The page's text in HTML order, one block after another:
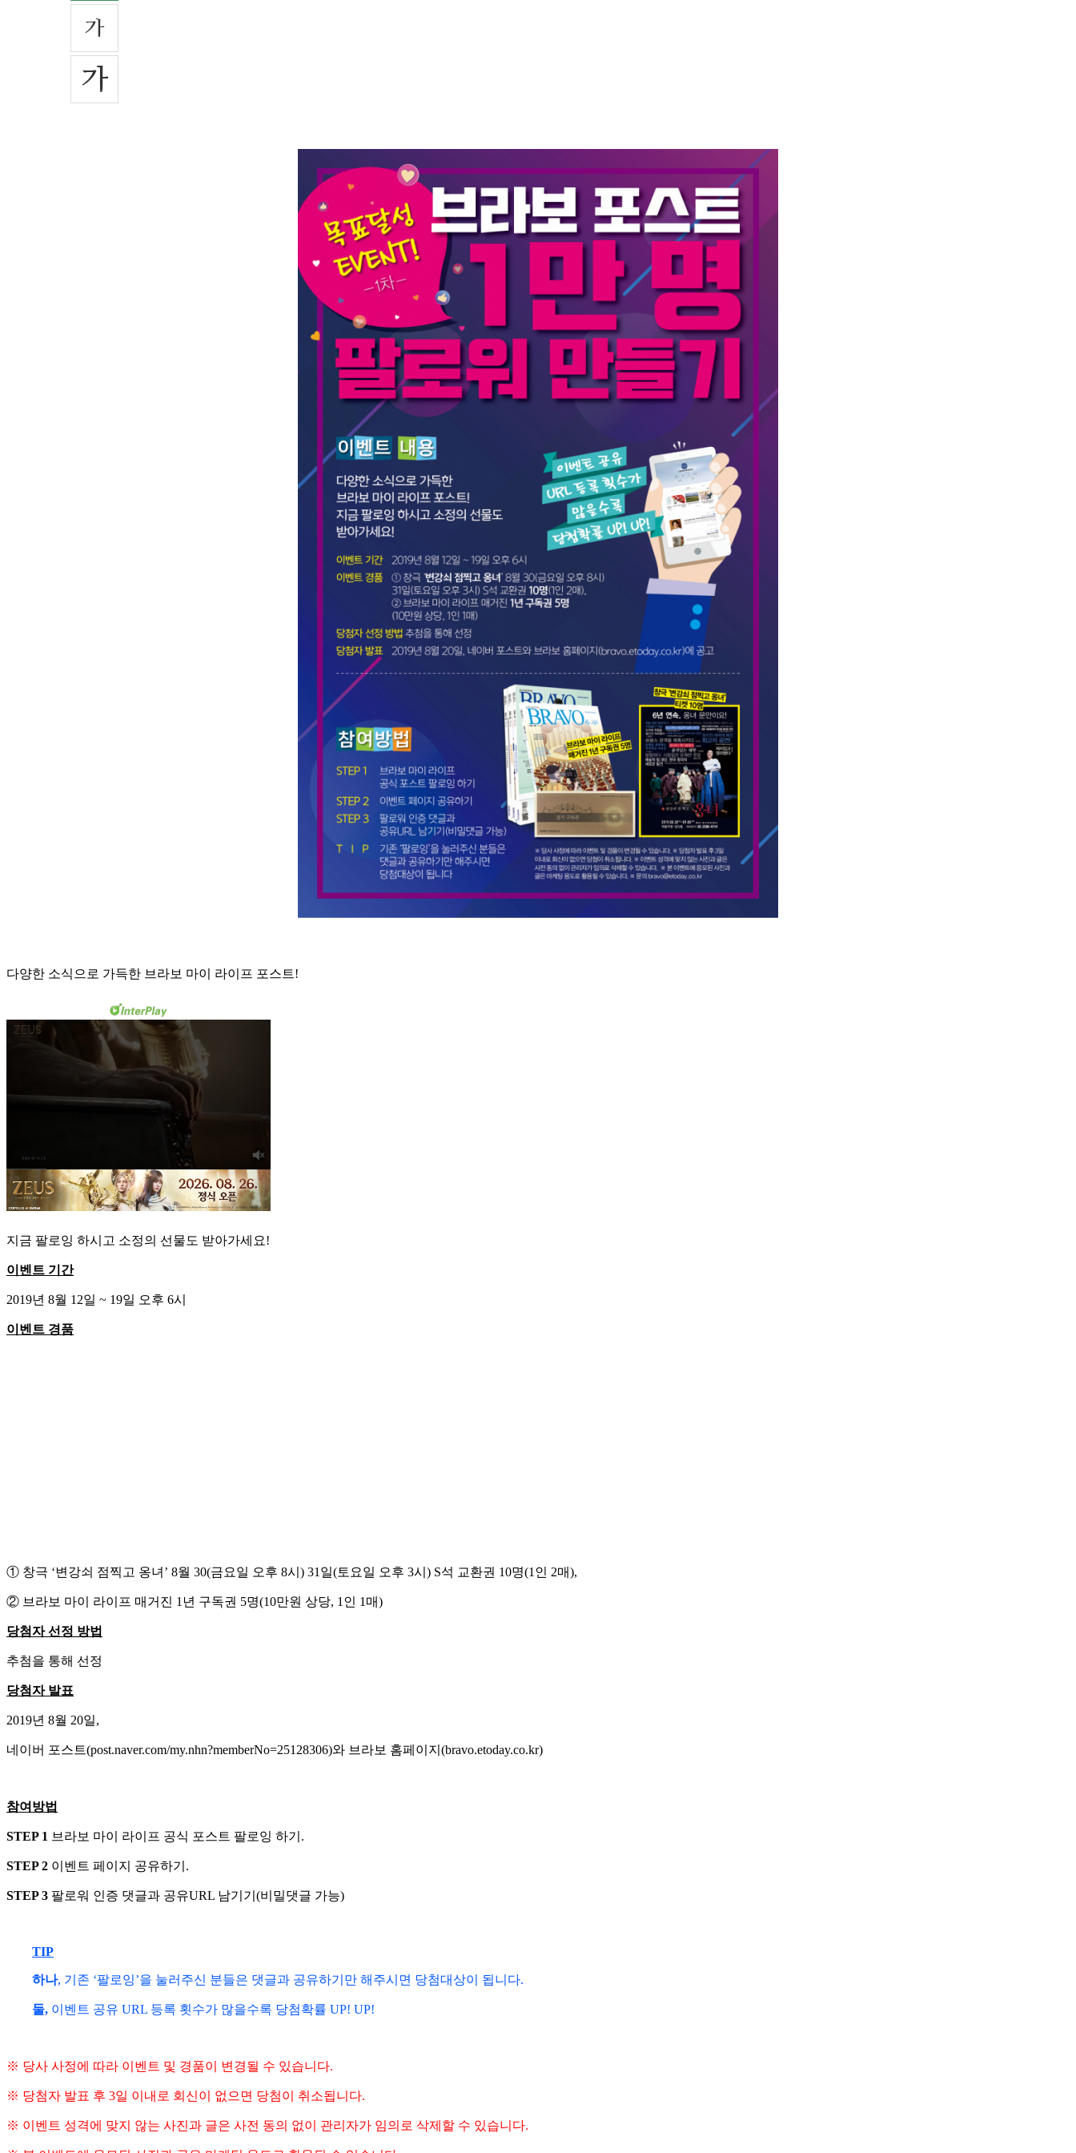
다양한 소식으로 가득한 브라보 마이 라이프 포스트!
지금 팔로잉 하시고 소정의 선물도 받아가세요!
이벤트 기간
2019년 8월 12일 ~ 19일 오후 6시
이벤트 경품
① 창극 ‘변강쇠 점찍고 옹녀’ 8월 30(금요일 오후 8시) 31일(토요일 오후 3시) S석 교환권 10명(1인 2매),
② 브라보 마이 라이프 매거진 1년 구독권 5명(10만원 상당, 1인 1매)
당첨자 선정 방법
추첨을 통해 선정
당첨자 발표
2019년 8월 20일,
네이버 포스트(post.naver.com/my.nhn?memberNo=25128306)와 브라보 홈페이지(bravo.etoday.co.kr)
참여방법
STEP 1 브라보 마이 라이프 공식 포스트 팔로잉 하기.
STEP 2 이벤트 페이지 공유하기.
STEP 3 팔로워 인증 댓글과 공유URL 남기기(비밀댓글 가능)
TIP
하나, 기존 ‘팔로잉’을 눌러주신 분들은 댓글과 공유하기만 해주시면 당첨대상이 됩니다.
둘, 이벤트 공유 URL 등록 횟수가 많을수록 당첨확률 UP! UP!
※ 당사 사정에 따라 이벤트 및 경품이 변경될 수 있습니다.
※ 당첨자 발표 후 3일 이내로 회신이 없으면 당첨이 취소됩니다.
※ 이벤트 성격에 맞지 않는 사진과 글은 사전 동의 없이 관리자가 임의로 삭제할 수 있습니다.